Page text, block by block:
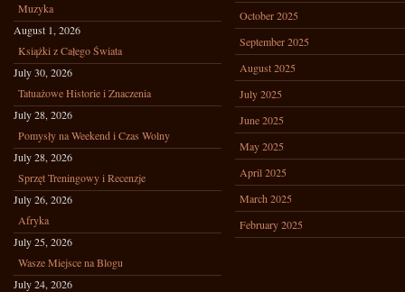
Muzyka
August 1, 2026
Książki z Całego Świata
July 30, 2026
Tatuażowe Historie i Znaczenia
July 28, 2026
Pomysły na Weekend i Czas Wolny
July 28, 2026
Sprzęt Treningowy i Recenzje
July 26, 2026
Afryka
July 25, 2026
Wasze Miejsce na Blogu
July 24, 2026
October 2025
September 2025
August 2025
July 2025
June 2025
May 2025
April 2025
March 2025
February 2025